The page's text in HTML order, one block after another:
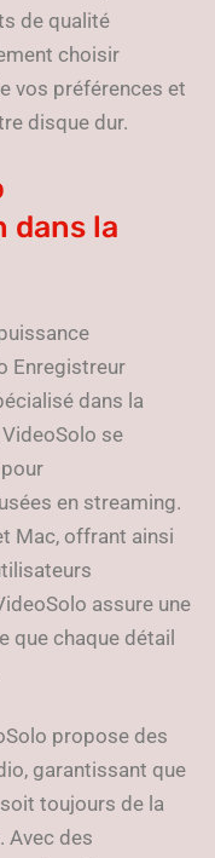
de qualité
choisir
vos préférences et
disque dur.
dans la
Enregistreur
dans la
se
en streaming.
Mac, offrant ainsi
assure une
que chaque détail
propose des
garantissant que
toujours de la
Avec des